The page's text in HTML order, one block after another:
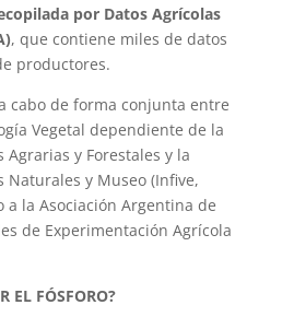
por Datos Agrícolas
, que contiene miles de datos
productores.
cabo de forma conjunta entre
Vegetal dependiente de la
Agrarias y Forestales y la
Naturales y Museo (Infive,
a la Asociación Argentina de
de Experimentación Agrícola
EL FÓSFORO?